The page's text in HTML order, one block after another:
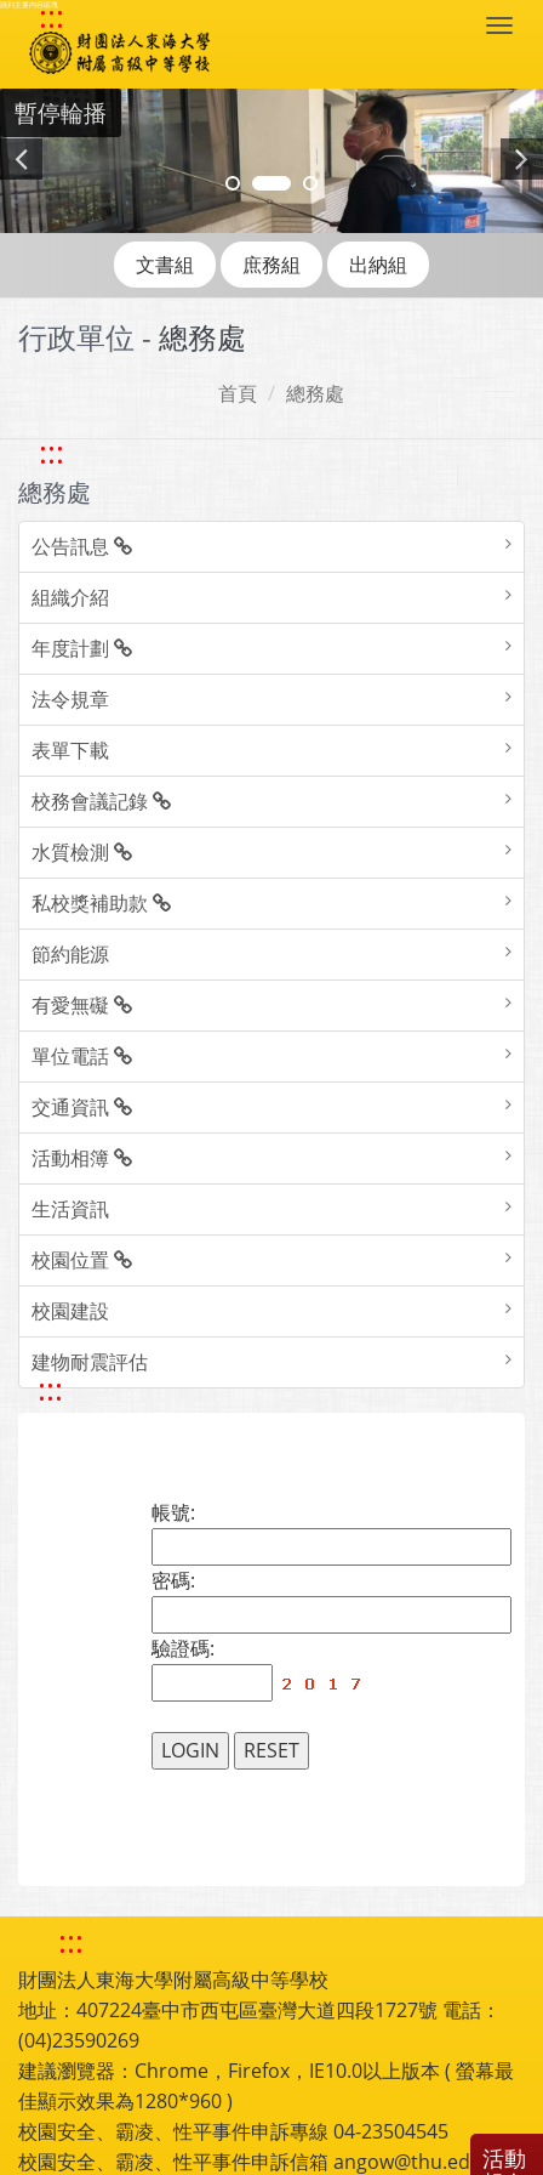
跳到主要內容區塊
:::
暫停輪播
文書組 庶務組 出納組
行政單位 - 總務處
首頁 總務處
:::
總務處
公告訊息
組織介紹
年度計劃
法令規章
表單下載
校務會議記錄
水質檢測
私校獎補助款
節約能源
有愛無礙
單位電話
交通資訊
活動相簿
生活資訊
校園位置
校園建設
建物耐震評估
:::
帳號:
密碼:
驗證碼:
:::
財團法人東海大學附屬高級中等學校
地址：407224臺中市西屯區臺灣大道四段1727號 電話：
(04)23590269
建議瀏覽器：Chrome，Firefox，IE10.0以上版本 ( 螢幕最
佳顯示效果為1280*960 )
校園安全、霸凌、性平事件申訴專線 04-23504545
校園安全、霸凌、性平事件申訴信箱 angow@thu.edu.tw
活動